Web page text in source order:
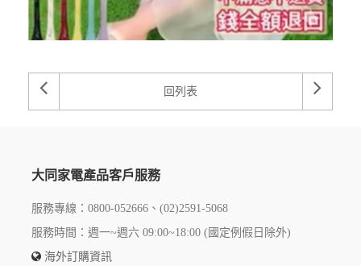
回列表
大同家電產品客戶服務
服務專線：0800-052666、(02)2591-5068
服務時間：週一~週六 09:00~18:00 (國定例假日除外)
海外訂購資訊